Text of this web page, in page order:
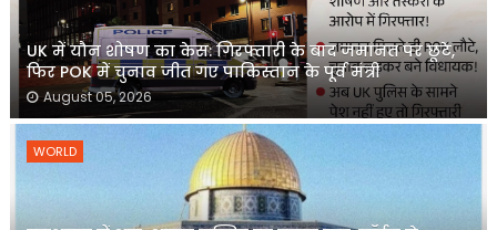
UK में यौन शोषण का केस: गिरफ्तारी के बाद जमानत पर छूटे,
फिर POK में चुनाव जीत गए पाकिस्तान के पूर्व मंत्री
August 05, 2026
WORLD